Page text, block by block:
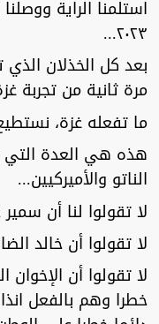
٢٠٢٣...
بعد كل الخذلان الذي
مرة ثانية من تجربة
ما تفعله غزة،
هذه هي العدة
الناتو والأميركيين...
لا تقولوا لنا أن
لا تقولوا أن خالد
لا تقولوا أن
خطرا وهم بالفعل